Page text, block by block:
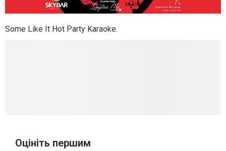
Some Like It Hot Party Karaoke.
Оцініть першим